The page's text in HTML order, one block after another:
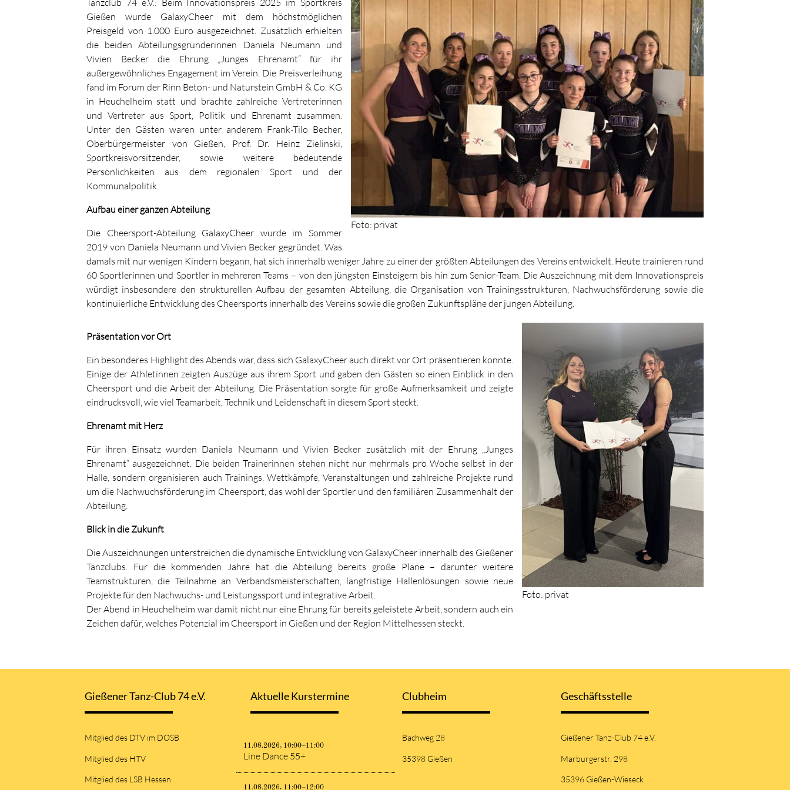
Foto: privat
Gießen wurde GalaxyCheer mit dem höchstmöglichen
Preisgeld von 1.000 Euro ausgezeichnet. Zusätzlich erhielten
die beiden Abteilungsgründerinnen Daniela Neumann und
Vivien Becker die Ehrung „Junges Ehrenamt“ für ihr
außergewöhnliches Engagement im Verein. Die Preisverleihung
fand im Forum der Rinn Beton- und Naturstein GmbH & Co. KG
in Heuchelheim statt und brachte zahlreiche Vertreterinnen
und Vertreter aus Sport, Politik und Ehrenamt zusammen.
Unter den Gästen waren unter anderem Frank-Tilo Becher,
Oberbürgermeister von Gießen, Prof. Dr. Heinz Zielinski,
Sportkreisvorsitzender, sowie weitere bedeutende
Persönlichkeiten aus dem regionalen Sport und der
Kommunalpolitik.
Aufbau einer ganzen Abteilung
Die Cheersport-Abteilung GalaxyCheer wurde im Sommer
2019 von Daniela Neumann und Vivien Becker gegründet. Was
damals mit nur wenigen Kindern begann, hat sich innerhalb weniger Jahre zu einer der größten Abteilungen des Vereins entwickelt. Heute trainieren rund
60 Sportlerinnen und Sportler in mehreren Teams – von den jüngsten Einsteigern bis hin zum Senior-Team. Die Auszeichnung mit dem Innovationspreis
würdigt insbesondere den strukturellen Aufbau der gesamten Abteilung, die Organisation von Trainingsstrukturen, Nachwuchsförderung sowie die
kontinuierliche Entwicklung des Cheersports innerhalb des Vereins sowie die großen Zukunftspläne der jungen Abteilung.
Foto: privat
Präsentation vor Ort
Ein besonderes Highlight des Abends war, dass sich GalaxyCheer auch direkt vor Ort präsentieren konnte.
Einige der Athletinnen zeigten Auszüge aus ihrem Sport und gaben den Gästen so einen Einblick in den
Cheersport und die Arbeit der Abteilung. Die Präsentation sorgte für große Aufmerksamkeit und zeigte
eindrucksvoll, wie viel Teamarbeit, Technik und Leidenschaft in diesem Sport steckt.
Ehrenamt mit Herz
Für ihren Einsatz wurden Daniela Neumann und Vivien Becker zusätzlich mit der Ehrung „Junges
Ehrenamt“ ausgezeichnet. Die beiden Trainerinnen stehen nicht nur mehrmals pro Woche selbst in der
Halle, sondern organisieren auch Trainings, Wettkämpfe, Veranstaltungen und zahlreiche Projekte rund
um die Nachwuchsförderung im Cheersport, das wohl der Sportler und den familiären Zusammenhalt der
Abteilung.
Blick in die Zukunft
Die Auszeichnungen unterstreichen die dynamische Entwicklung von GalaxyCheer innerhalb des Gießener
Tanzclubs. Für die kommenden Jahre hat die Abteilung bereits große Pläne – darunter weitere
Teamstrukturen, die Teilnahme an Verbandsmeisterschaften, langfristige Hallenlösungen sowie neue
Projekte für den Nachwuchs- und Leistungssport und integrative Arbeit.
Der Abend in Heuchelheim war damit nicht nur eine Ehrung für bereits geleistete Arbeit, sondern auch ein
Zeichen dafür, welches Potenzial im Cheersport in Gießen und der Region Mittelhessen steckt.
Gießener Tanz-Club 74 e.V.
Mitglied des DTV im DOSB
Mitglied des HTV
Mitglied des LSB Hessen
Aktuelle Kurstermine
11.08.2026, 10:00–11:00
Line Dance 55+
11.08.2026, 11:00–12:00
Clubheim
Bachweg 28
35398 Gießen
Geschäftsstelle
Gießener Tanz-Club 74 e.V.
Marburgerstr. 298
35396 Gießen-Wieseck